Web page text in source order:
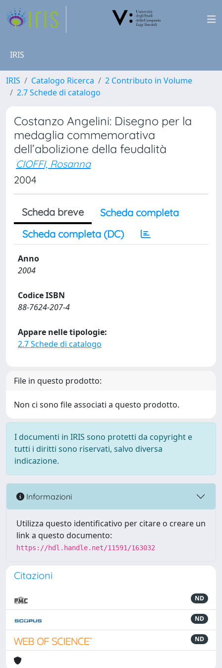
IRIS
IRIS Catalogo Ricerca
2 Contributo in Volume
2.7 Schede di catalogo
Costanzo Angelini: Disegno per la
medaglia commemorativa
dell’abolizione della feudalità
CIOFFI, Rosanna
2004
Scheda breve
Scheda completa
Scheda completa (DC)
Anno
2004
Codice ISBN
88-7624-207-4
Appare nelle tipologie:
2.7 Schede di catalogo
File in questo prodotto:
Non ci sono file associati a questo prodotto.
I documenti in IRIS sono protetti da copyright e
tutti i diritti sono riservati, salvo diversa
indicazione.
Informazioni
Utilizza questo identificativo per citare o creare un
link a questo documento:
https://hdl.handle.net/11591/163032
Citazioni
ND
ND
ND